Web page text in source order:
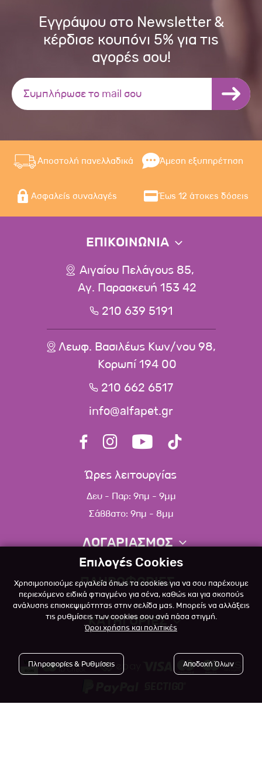
Εγγράψου στο Newsletter &
κέρδισε κουπόνι 5% για τις
αγορές σου!
Αποστολή πανελλαδικά Άμεση εξυπηρέτηση
Ασφαλείς συναλαγές Έως 12 άτοκες δόσεις
ΕΠΙΚΟΙΝΩΝΙΑ
Αιγαίου Πελάγους 85,
Αγ. Παρασκευή 153 42
210 639 5191
Λεωφ. Βασιλέως Κων/νου 98,
Κορωπί 194 00
210 662 6517
info@alfapet.gr
Ώρες λειτουργίας
Δευ - Παρ: 9πμ - 9μμ
Σάββατο: 9πμ - 8μμ
ΛΟΓΑΡΙΑΣΜΟΣ
Πληροφορίες λογαριασμού
Λίστα αγαπημένων
Πολιτική επιστροφών
ΠΛΗΡΟΦΟΡΙΕΣ
Σχετικά
Επικοινωνία
Blog
Όροι Χρήσης
Πολιτική Απορρήτου
ΚΑΤΗΓΟΡΙΕΣ
Επιλογές Cookies
Χρησιμοποιούμε εργαλεία όπως τα cookies για να σου παρέχουμε
περιεχόμενο ειδικά φτιαγμένο για σένα, καθώς και για σκοπούς
ανάλυσης επισκεψιμότητας στην σελίδα μας. Μπορείς να αλλάξεις
τις ρυθμίσεις των cookies σου ανά πάσα στιγμή.
Όροι χρήσης και πολιτικές
Πληροφορίες & Ρυθμίσεις Αποδοχή Όλων